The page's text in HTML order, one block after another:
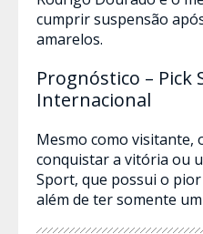
cumprir suspensão
amarelos.
Prognóstico – Pick
Internacional
Mesmo como visitante,
conquistar a vitória ou
Sport, que possui o
além de ter somente